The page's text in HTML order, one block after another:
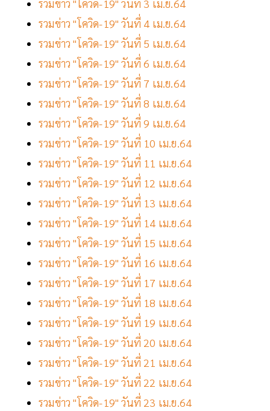
รวมข่าว "โควิด-19" วันที่ 3 เม.ย.64
รวมข่าว "โควิด-19" วันที่ 4 เม.ย.64
รวมข่าว "โควิด-19" วันที่ 5 เม.ย.64
รวมข่าว "โควิด-19" วันที่ 6 เม.ย.64
รวมข่าว "โควิด-19" วันที่ 7 เม.ย.64
รวมข่าว "โควิด-19" วันที่ 8 เม.ย.64
รวมข่าว "โควิด-19" วันที่ 9 เม.ย.64
รวมข่าว "โควิด-19" วันที่ 10 เม.ย.64
รวมข่าว "โควิด-19" วันที่ 11 เม.ย.64
รวมข่าว "โควิด-19" วันที่ 12 เม.ย.64
รวมข่าว "โควิด-19" วันที่ 13 เม.ย.64
รวมข่าว "โควิด-19" วันที่ 14 เม.ย.64
รวมข่าว "โควิด-19" วันที่ 15 เม.ย.64
รวมข่าว "โควิด-19" วันที่ 16 เม.ย.64
รวมข่าว "โควิด-19" วันที่ 17 เม.ย.64
รวมข่าว "โควิด-19" วันที่ 18 เม.ย.64
รวมข่าว "โควิด-19" วันที่ 19 เม.ย.64
รวมข่าว "โควิด-19" วันที่ 20 เม.ย.64
รวมข่าว "โควิด-19" วันที่ 21 เม.ย.64
รวมข่าว "โควิด-19" วันที่ 22 เม.ย.64
รวมข่าว "โควิด-19" วันที่ 23 เม.ย.64